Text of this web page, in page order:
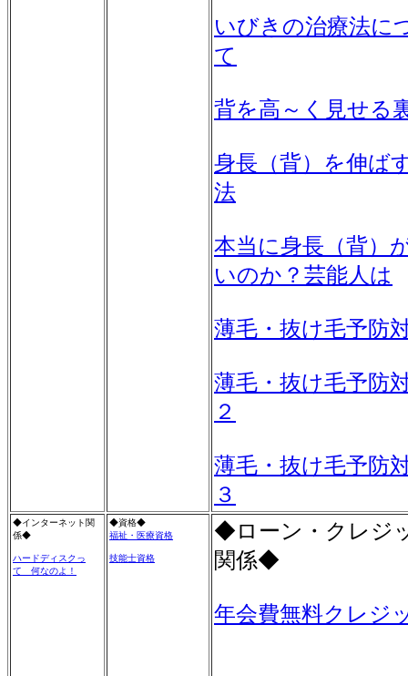
いびきの治療法に
て
背を高～く見せる
身長（背）を伸ば
法
本当に身長（背）
いのか？芸能人は
薄毛・抜け毛予防
薄毛・抜け毛予防
２
薄毛・抜け毛予防
３
◆インターネット関
係◆
ハードディスクっ
て 何なのよ！
◆資格◆
福祉・医療資格
技能士資格
◆ローン・クレジ
関係◆
年会費無料クレジ